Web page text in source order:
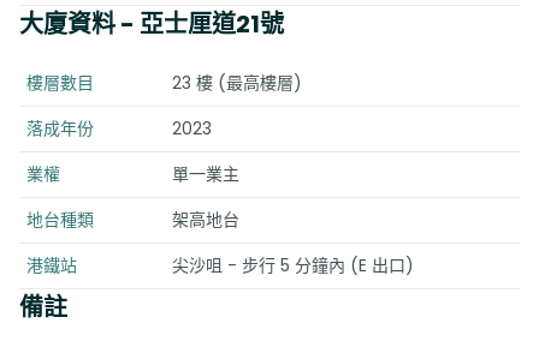
大廈資料- 亞士厘道21號
樓層數目
23 樓 (最高樓層)
落成年份
2023
業權
單一業主
地台種類
架高地台
港鐵站
尖沙咀 - 步行 5 分鐘內 (E 出口)
備註